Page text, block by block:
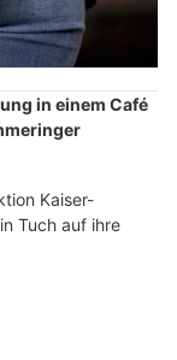
in einem Café
Kaiser-
Tuch auf ihre